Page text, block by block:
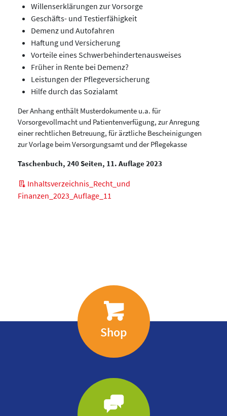
Willenserklärungen zur Vorsorge
Geschäfts- und Testierfähigkeit
Demenz und Autofahren
Haftung und Versicherung
Vorteile eines Schwerbehindertenausweises
Früher in Rente bei Demenz?
Leistungen der Pflegeversicherung
Hilfe durch das Sozialamt
Der Anhang enthält Musterdokumente u.a. für
Vorsorgevollmacht und Patientenverfügung, zur Anregung
einer rechtlichen Betreuung, für ärztliche Bescheinigungen
zur Vorlage beim Versorgungsamt und der Pflegekasse
Taschenbuch, 240 Seiten, 11. Auflage 2023
Inhaltsverzeichnis_Recht_und
Finanzen_2023_Auflage_11
Shop